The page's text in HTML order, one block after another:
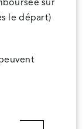
sur
le départ)